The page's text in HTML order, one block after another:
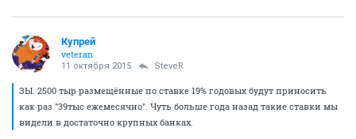
Купрей
veteran
11 октября 2015 SteveR
ЗЫ. 2500 тыр размещённые по ставке 19% годовых будут приносить
как раз "39тыс ежемесячно". Чуть больше года назад такие ставки мы
видели в достаточно крупных банках.